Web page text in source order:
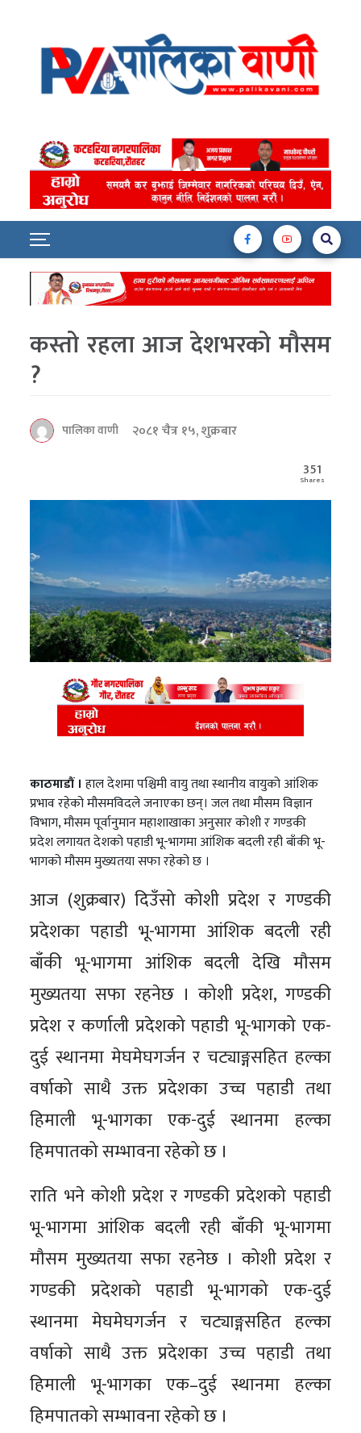
कस्तो रहला आज देशभरको मौसम
?
पालिका वाणी
२०८१ चैत्र १५, शुक्रबार
351
Shares
काठमाडौं ।हाल देशमा पश्चिमी वायु तथा स्थानीय वायुको आंशिक
प्रभाव रहेको मौसमविदले जनाएका छन्। जल तथा मौसम विज्ञान
विभाग, मौसम पूर्वानुमान महाशाखाका अनुसार कोशी र गण्डकी
प्रदेश लगायत देशको पहाडी भू-भागमा आंशिक बदली रही बाँकी भू-
भागको मौसम मुख्यतया सफा रहेको छ ।
आज (शुक्रबार) दिउँसो कोशी प्रदेश र गण्डकी
प्रदेशका पहाडी भू-भागमा आंशिक बदली रही
बाँकी भू-भागमा आंशिक बदली देखि मौसम
मुख्यतया सफा रहनेछ । कोशी प्रदेश, गण्डकी
प्रदेश र कर्णाली प्रदेशको पहाडी भू-भागको एक-
दुई स्थानमा मेघमेघगर्जन र चट्याङ्गसहित हल्का
वर्षाको साथै उक्त प्रदेशका उच्च पहाडी तथा
हिमाली भू-भागका एक-दुई स्थानमा हल्का
हिमपातको सम्भावना रहेको छ ।
राति भने कोशी प्रदेश र गण्डकी प्रदेशको पहाडी
भू-भागमा आंशिक बदली रही बाँकी भू-भागमा
मौसम मुख्यतया सफा रहनेछ । कोशी प्रदेश र
गण्डकी प्रदेशको पहाडी भू-भागको एक-दुई
स्थानमा मेघमेघगर्जन र चट्याङ्गसहित हल्का
वर्षाको साथै उक्त प्रदेशका उच्च पहाडी तथा
हिमाली भू-भागका एक–दुई स्थानमा हल्का
हिमपातको सम्भावना रहेको छ ।